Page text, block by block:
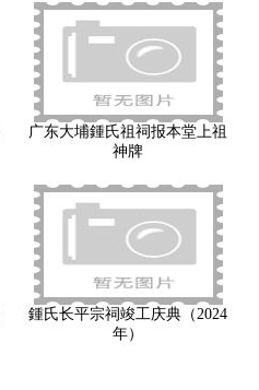
广东大埔鍾氏祖祠报本堂上祖
神牌
鍾氏长平宗祠竣工庆典（2024
年）